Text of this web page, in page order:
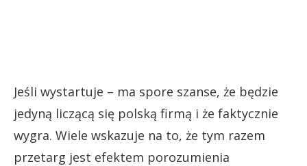
Jeśli wystartuje – ma spore szanse, że będzie
jedyną liczącą się polską firmą i że faktycznie
wygra. Wiele wskazuje na to, że tym razem
przetarg jest efektem porozumienia